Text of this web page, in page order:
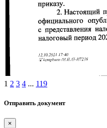
1 2 3 4 ... 119
Отправить документ
×